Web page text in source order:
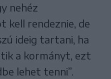
nehéz
kell rendeznie, de
ideig tartani, ha
a kormányt, ezt
lehet tenni”.